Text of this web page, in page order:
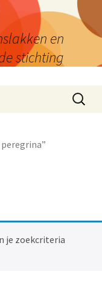
en
stichting
Zoeken
naar:
je zoekcriteria